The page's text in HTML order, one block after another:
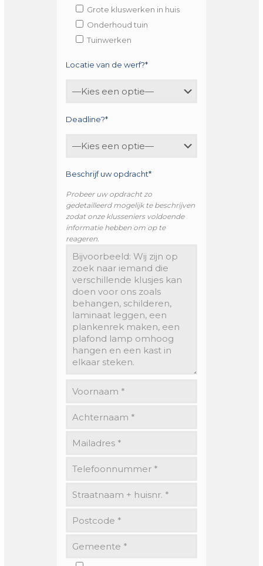
Grote kluswerken in huis
Onderhoud tuin
Tuinwerken
Locatie van de werf?*
Deadline?*
Beschrijf uw opdracht*
Probeer uw opdracht zo
gedetailleerd mogelijk te beschrijven
zodat onze klusseniers voldoende
informatie hebben om op te
reageren.